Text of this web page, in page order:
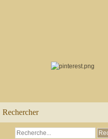
Rechercher